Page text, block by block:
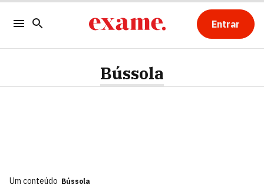
Entrar
Bússola
Um conteúdo Bússola